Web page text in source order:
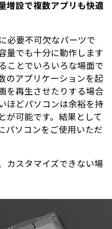
増設で複数アプリも快適
必要不可欠なパーツで
量でも十分に動作します
ことでいろいろな場面で
のアプリケーションを起
を再生させたりする場合
ほどパソコンは余裕を持
が可能です。結果として
パソコンをご使用いただ
カスタマイズできない場